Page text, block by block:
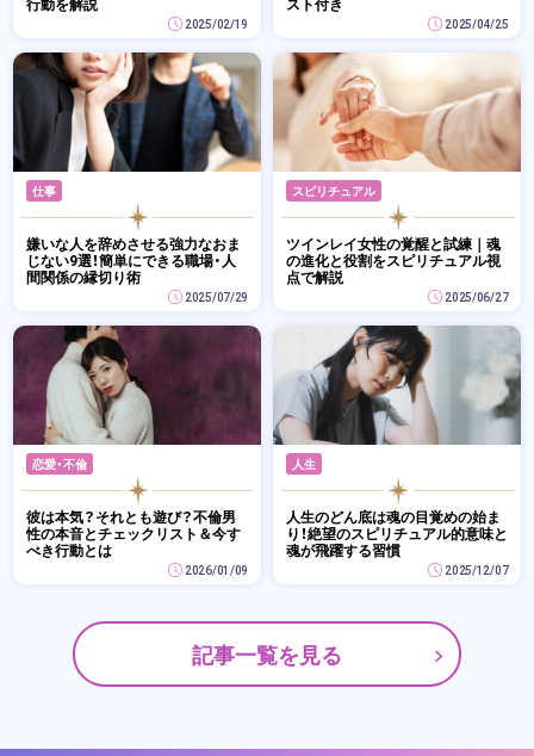
2025/02/19 2025/04/25
仕事
嫌いな人を辞めさせる強力なおま
じない9選！簡単にできる職場・人
間関係の縁切り術
2025/07/29
スピリチュアル
ツインレイ女性の覚醒と試練｜魂
の進化と役割をスピリチュアル視
点で解説
2025/06/27
恋愛・不倫
彼は本気？それとも遊び？不倫男
性の本音とチェックリスト＆今す
べき行動とは
2026/01/09
人生
人生のどん底は魂の目覚めの始ま
り！絶望のスピリチュアル的意味と
魂が飛躍する習慣
2025/12/07
記事一覧を見る